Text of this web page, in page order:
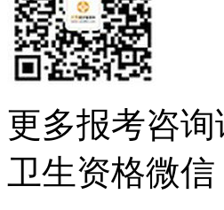
更多报考咨询
卫生资格微信